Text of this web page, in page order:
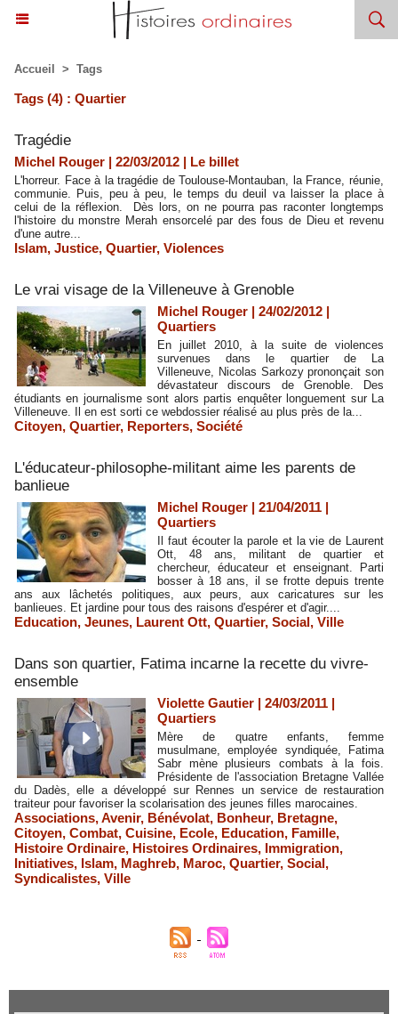
Accueil > Tags
Tags (4) : Quartier
Tragédie
Michel Rouger | 22/03/2012 | Le billet
L'horreur. Face à la tragédie de Toulouse-Montauban, la France, réunie,
communie. Puis, peu à peu, le temps du deuil va laisser la place à
celui de la réflexion. Dès lors, on ne pourra pas raconter longtemps
l'histoire du monstre Merah ensorcelé par des fous de Dieu et revenu
d'une autre...
Islam, Justice, Quartier, Violences
Le vrai visage de la Villeneuve à Grenoble
Michel Rouger | 24/02/2012 |
Quartiers
En juillet 2010, à la suite de violences
survenues dans le quartier de La
Villeneuve, Nicolas Sarkozy prononçait son
dévastateur discours de Grenoble. Des
étudiants en journalisme sont alors partis enquêter longuement sur La
Villeneuve. Il en est sorti ce webdossier réalisé au plus près de la...
Citoyen, Quartier, Reporters, Société
L'éducateur-philosophe-militant aime les parents de
banlieue
Michel Rouger | 21/04/2011 |
Quartiers
Il faut écouter la parole et la vie de Laurent
Ott, 48 ans, militant de quartier et
chercheur, éducateur et enseignant. Parti
bosser à 18 ans, il se frotte depuis trente
ans aux lâchetés politiques, aux peurs, aux caricatures sur les
banlieues. Et jardine pour tous des raisons d'espérer et d'agir....
Education, Jeunes, Laurent Ott, Quartier, Social, Ville
Dans son quartier, Fatima incarne la recette du vivre-
ensemble
Violette Gautier | 24/03/2011 |
Quartiers
Mère de quatre enfants, femme
musulmane, employée syndiquée, Fatima
Sabr mène plusieurs combats à la fois.
Présidente de l'association Bretagne Vallée
du Dadès, elle a développé sur Rennes un service de restauration
traiteur pour favoriser la scolarisation des jeunes filles marocaines.
Associations,Avenir, Bénévolat, Bonheur, Bretagne,
Citoyen, Combat, Cuisine, Ecole, Education, Famille,
Histoire Ordinaire, Histoires Ordinaires, Immigration,
Initiatives, Islam, Maghreb, Maroc, Quartier, Social,
Syndicalistes, Ville